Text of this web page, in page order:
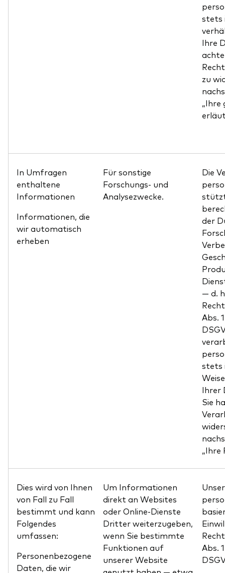
stets
Ihre
zu
„Ihre
In Umfragen
enthaltene
Informationen
Informationen, die
wir automatisch
erheben
Für sonstige
Forschungs- und
Analysezwecke.
Die
der
— d.
Abs.
stets
Ihrer
Sie
Dies wird von Ihnen
von Fall zu Fall
bestimmt und kann
Folgendes
umfassen:
Personenbezogene
Daten, die wir
Um Informationen
direkt an Websites
oder Online-Dienste
Dritter weiterzugeben,
wenn Sie bestimmte
Funktionen auf
unserer Website
Abs.